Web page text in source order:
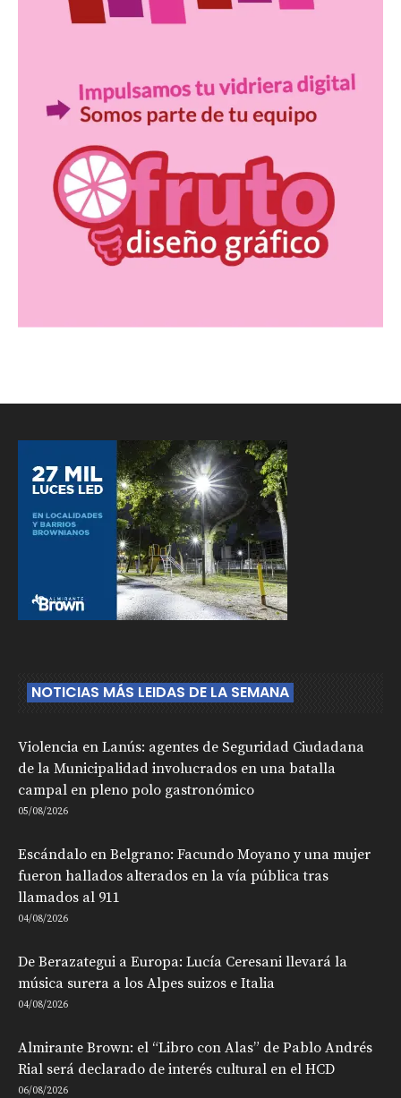
NOTICIAS MÁS LEIDAS DE LA SEMANA
Violencia en Lanús: agentes de Seguridad Ciudadana
de la Municipalidad involucrados en una batalla
campal en pleno polo gastronómico
05/08/2026
Escándalo en Belgrano: Facundo Moyano y una mujer
fueron hallados alterados en la vía pública tras
llamados al 911
04/08/2026
De Berazategui a Europa: Lucía Ceresani llevará la
música surera a los Alpes suizos e Italia
04/08/2026
Almirante Brown: el “Libro con Alas” de Pablo Andrés
Rial será declarado de interés cultural en el HCD
06/08/2026